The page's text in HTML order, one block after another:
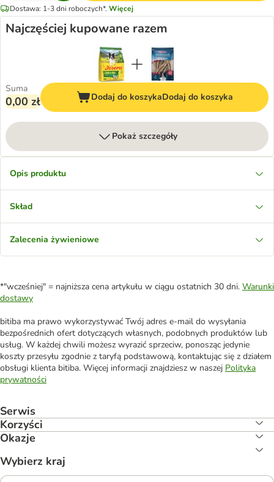
Dostawa: 1-3 dni roboczych*. Więcej
Najczęściej kupowane razem
Suma
0,00 zł Dodaj do koszykaDodaj do koszyka
Pokaż szczegóły
Opis produktu
Skład
Zalecenia żywieniowe
*"wcześniej" = najniższa cena artykułu w ciągu ostatnich 30 dni. Warunki
dostawy
bitiba ma prawo wykorzystywać Twój adres e-mail do wysyłania
bezpośrednich ofert dotyczących własnych, podobnych produktów lub
usług. W każdej chwili możesz wyrazić sprzeciw, ponosząc jedynie
koszty przesyłu zgodnie z taryfą podstawową, kontaktując się z działem
obsługi klienta bitiba. Więcej informacji znajdziesz w naszej Polityka
prywatności
Serwis
Korzyści
Okazje
Wybierz kraj